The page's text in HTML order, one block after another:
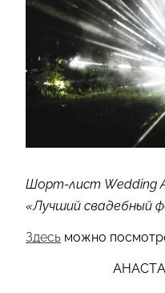
Шорт-лист Wedding
«Лучший свадебный
Здесь можно